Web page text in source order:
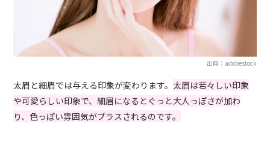
出典：adobestock
太眉と細眉では与える印象が変わります。太眉は若々しい印象
や可愛らしい印象で、細眉になるとぐっと大人っぽさが加わ
り、色っぽい雰囲気がプラスされるのです。